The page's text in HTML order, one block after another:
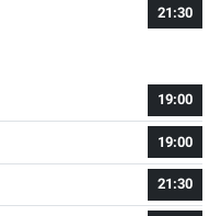
21:30
19:00
19:00
21:30